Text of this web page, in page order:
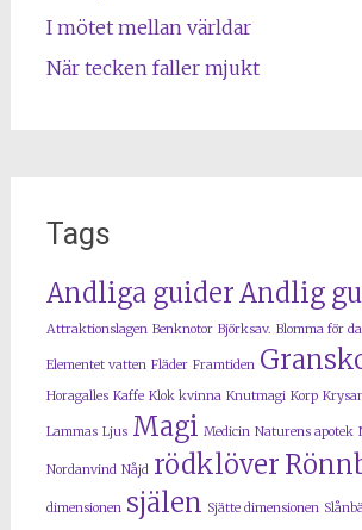
I mötet mellan världar
När tecken faller mjukt
Tags
Andliga guiderAndlig
Attraktionslagen Benknotor Björksav. Blomma för
Elementet vatten Fläder Framtiden
Horagalles Kaffe Klok kvinna Knutmagi Korp
Lammas Ljus Magi Medicin Naturens apotek
Nordanvind Nåjd rödklöver
dimensionen själen Sjätte dimensionen